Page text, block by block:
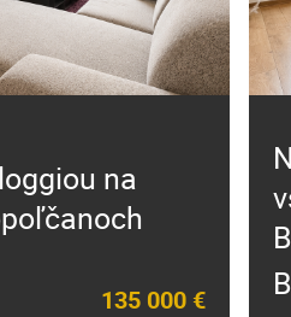
na
135 000 €